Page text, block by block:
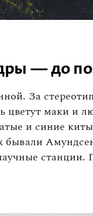
— до
За
цветут маки и
и синие
бывали